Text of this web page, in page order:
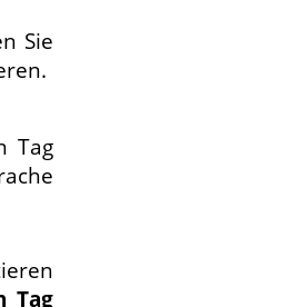
Sie
Tag
Tag